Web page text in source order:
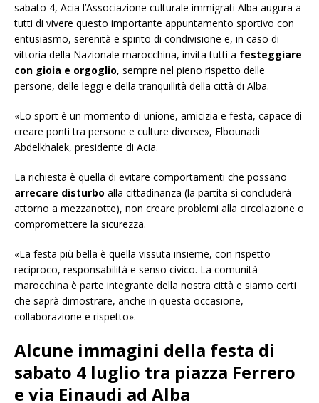
sabato 4, Acia l’Associazione culturale immigrati Alba augura a
tutti di vivere questo importante appuntamento sportivo con
entusiasmo, serenità e spirito di condivisione e, in caso di
vittoria della Nazionale marocchina, invita tutti a festeggiare
con gioia e orgoglio, sempre nel pieno rispetto delle
persone, delle leggi e della tranquillità della città di Alba.
«Lo sport è un momento di unione, amicizia e festa, capace di
creare ponti tra persone e culture diverse», Elbounadi
Abdelkhalek, presidente di Acia.
La richiesta è quella di evitare comportamenti che possano
arrecare disturbo alla cittadinanza (la partita si concluderà
attorno a mezzanotte), non creare problemi alla circolazione o
compromettere la sicurezza.
«La festa più bella è quella vissuta insieme, con rispetto
reciproco, responsabilità e senso civico. La comunità
marocchina è parte integrante della nostra città e siamo certi
che saprà dimostrare, anche in questa occasione,
collaborazione e rispetto».
Alcune immagini della festa di
sabato 4 luglio tra piazza Ferrero
e via Einaudi ad Alba